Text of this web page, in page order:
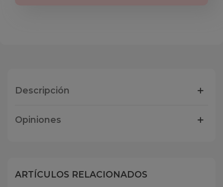
Descripción
Opiniones
ARTÍCULOS RELACIONADOS